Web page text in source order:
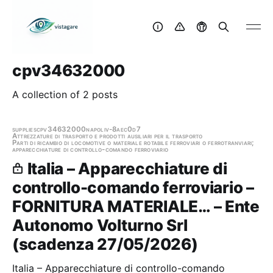
cpv34632000
A collection of 2 posts
suppliescpv34632000napoliv-8aec0d7
Attrezzature di trasporto e prodotti ausiliari per il trasporto
Parti di ricambio di locomotive o materiale rotabile ferroviari o ferrotranviari;
apparecchiature di controllo-comando ferroviario
Italia – Apparecchiature di
controllo-comando ferroviario –
FORNITURA MATERIALE… – Ente
Autonomo Volturno Srl
(scadenza 27/05/2026)
Italia – Apparecchiature di controllo-comando